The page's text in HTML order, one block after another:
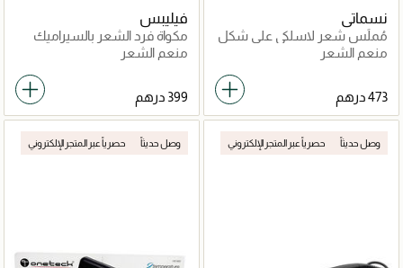
نسماتي
مُملِّس شعر لاسلكي على شكل
مشط
منعم الشعر
فيليبس
مكواة فرد الشعر بالسيراميك
وزيت الأرغان
منعم الشعر
وصل حديثاً حصرياً عبر المتجر الإلكتروني وصل حديثاً حصرياً عبر المتجر الإلكتروني